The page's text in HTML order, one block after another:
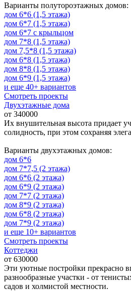
Варианты полутороэтажных домов:
дом 6*6 (1,5 этажа)
дом 6*7 (1,5 этажа)
дом 6*7 с крыльцом
дом 7*8 (1,5 этажа)
дом 7,5*8 (1,5 этажа)
дом 6*8 (1,5 этажа)
дом 8*8 (1,5 этажа)
дом 6*9 (1,5 этажа)
и еще 40+ вариантов
Смотреть проекты
Двухэтажные дома
от 340000
Их внушительная высота придает
солидность, при этом сохраняя
Варианты двухэтажных домов:
дом 6*6
дом 7*7,5 (2 этажа)
дом 6*6 (2 этажа)
дом 6*9 (2 этажа)
дом 7*7 (2 этажа)
дом 8*9 (2 этажа)
дом 6*8 (2 этажа)
дом 7*9 (2 этажа)
и еще 10+ вариантов
Смотреть проекты
Коттеджи
от 630000
Эти уютные постройки прекрасно
разнообразные участки - от
садов и холмистой местности.